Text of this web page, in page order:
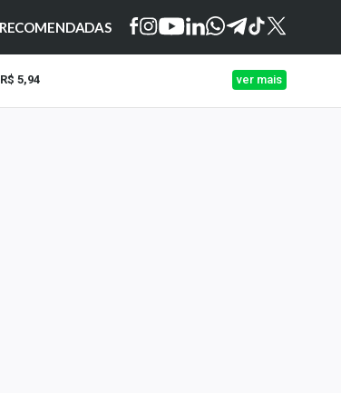
R$ 5,94 ver mais